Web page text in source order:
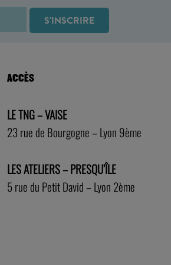
ACCÈS
LE TNG – VAISE
23 rue de Bourgogne – Lyon 9ème
LES ATELIERS – PRESQU’ÎLE
5 rue du Petit David – Lyon 2ème